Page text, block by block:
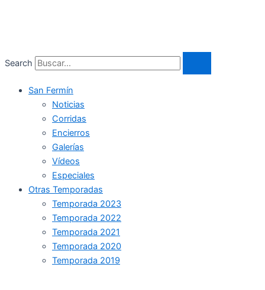
Search
San Fermín
Noticias
Corridas
Encierros
Galerías
Vídeos
Especiales
Otras Temporadas
Temporada 2023
Temporada 2022
Temporada 2021
Temporada 2020
Temporada 2019